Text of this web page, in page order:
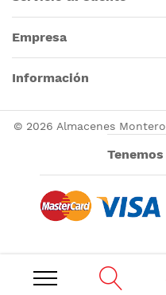
Empresa
Información
© 2026 Almacenes